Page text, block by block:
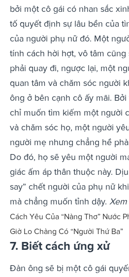
bởi một cô gái có nhan sắc
tố quyết định sự lâu bền của
của người phụ nữ đó. Một
tính cách hời hợt, vô tâm cũng
phải quay đi, ngược lại, một
quan tâm và chăm sóc người
ông ở bên cạnh cô ấy mãi.
chỉ muốn tìm kiếm một người
và chăm sóc họ, một người
người mẹ nhưng chẳng hề
Do đó, họ sẽ yêu một người
giác ấm áp thân thuộc này.
say” chết người của phụ nữ
mà chẳng muốn tỉnh dậy.
Cách Yêu Của “Nàng Thơ” Nước
Giờ Lo Chàng Có “Người Thứ Ba”
7. Biết cách ứng xử
Đàn ông sẽ bị một cô gái